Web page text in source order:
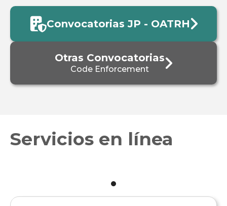
Convocatorias JP - OATRH
Otras Convocatorias
Code Enforcement 
Servicios en línea